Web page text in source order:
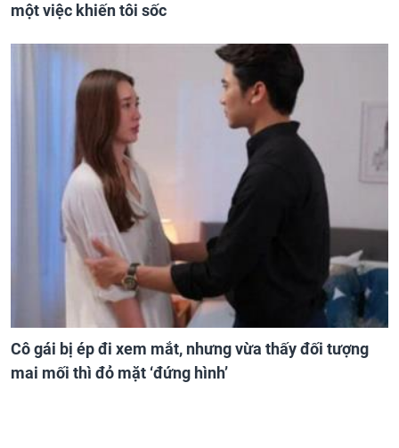
một việc khiến tôi sốc
Cô gái bị ép đi xem mắt, nhưng vừa thấy đối tượng
mai mối thì đỏ mặt ‘đứng hình’